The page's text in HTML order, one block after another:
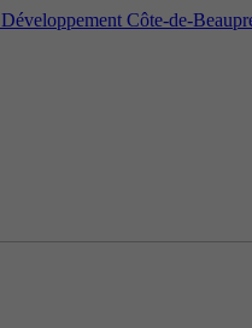
Développement Côte-de-